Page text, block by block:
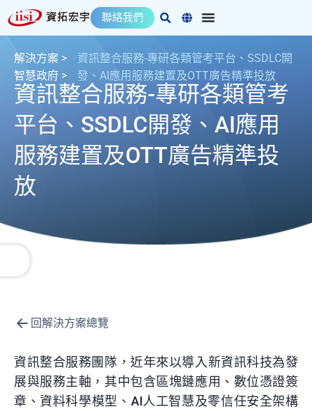
至
聯絡我們
解決方案 >
智慧政府 >
資訊整合服務-專研各類管考平台、SSDLC開
發、AI應用服務建置及OTT廣告精準投放
資訊整合服務-專研各類管考
平台、SSDLC開發、AI應用
服務建置及OTT廣告精準投
放
回解決方案總覽
資訊整合服務團隊，近年來以導入新資訊科技為發
展與服務主軸，其中包含區塊鏈應用 、數位憑證簽
章 、資料科學模型 、 AI人工智慧及零信任安全架構